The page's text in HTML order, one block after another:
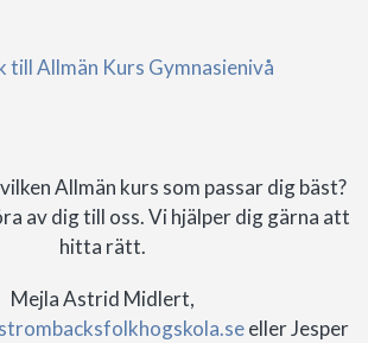
till Allmän Kurs Gymnasienivå
Allmän kurs som passar dig bäst?
av dig till oss. Vi hjälper dig gärna att
hitta rätt.
Mejla Astrid Midlert,
eller Jesper